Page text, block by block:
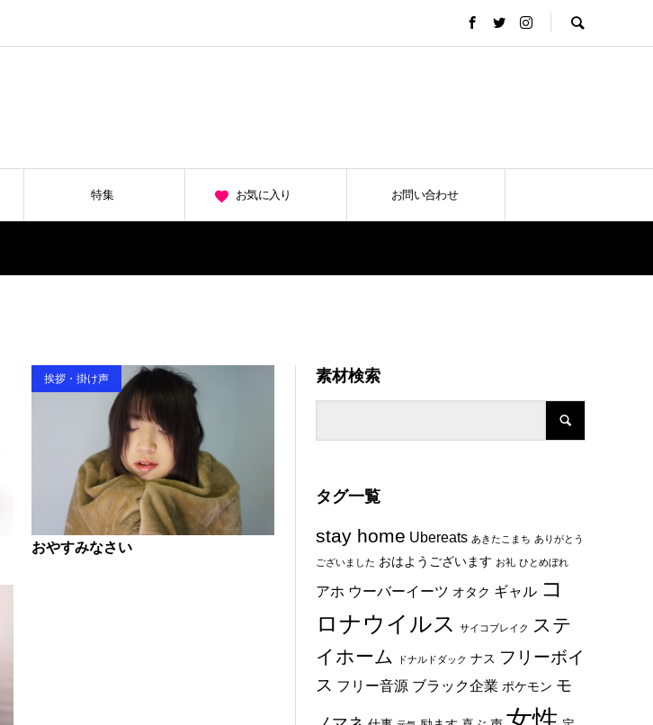
特集 お気に入り お問い合わせ
挨拶・掛け声
おやすみなさい
素材検索
タグ一覧
stay home Ubereats あきたこまち ありがとう
ございました おはようございます お礼 ひとめぼれ
アホ ウーバーイーツ オタク ギャル コ
ロナウイルス
サイコブレイク ステ
イホーム
ドナルドダック ナス フリーボイ
ス フリー音源 ブラック企業 ポケモン モ